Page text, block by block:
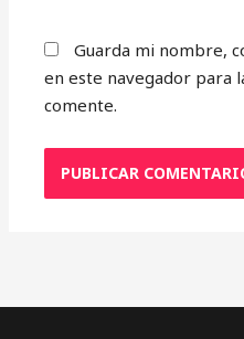
Guarda mi nombre,
en este navegador para
comente.